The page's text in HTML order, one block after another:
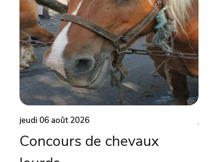
jeudi 06 août 2026
Concours de chevaux